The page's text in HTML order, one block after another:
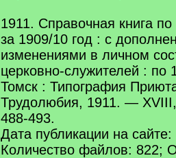
1911. Справочная книга
за 1909/10 год : с
изменениями в личном
церковно-служителей : по
Томск : Типография
Трудолюбия, 1911. —
488-493.
Дата публикации на
Количество файлов: 822;